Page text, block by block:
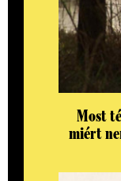
Most
miért